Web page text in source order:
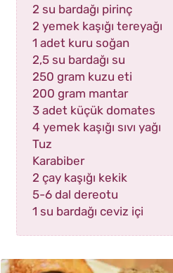
2 su bardağı pirinç
2 yemek kaşığı tereyağı
1 adet kuru soğan
2,5 su bardağı su
250 gram kuzu eti
200 gram mantar
3 adet küçük domates
4 yemek kaşığı sıvı yağı
Tuz
Karabiber
2 çay kaşığı kekik
5-6 dal dereotu
1 su bardağı ceviz içi